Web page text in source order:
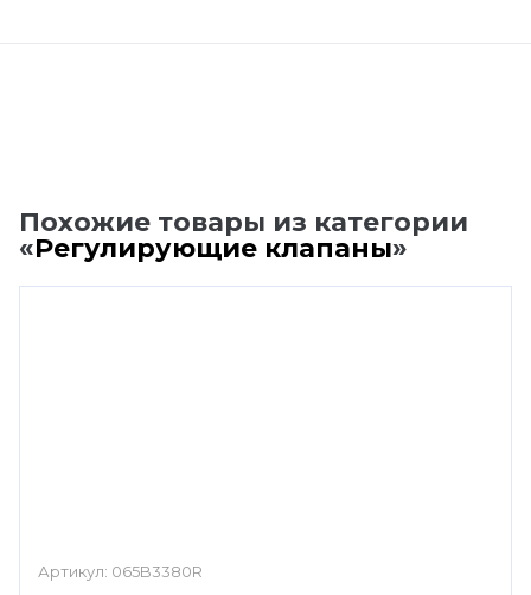
Похожие товары из категории
«Регулирующие клапаны»
Артикул: 065B3380R